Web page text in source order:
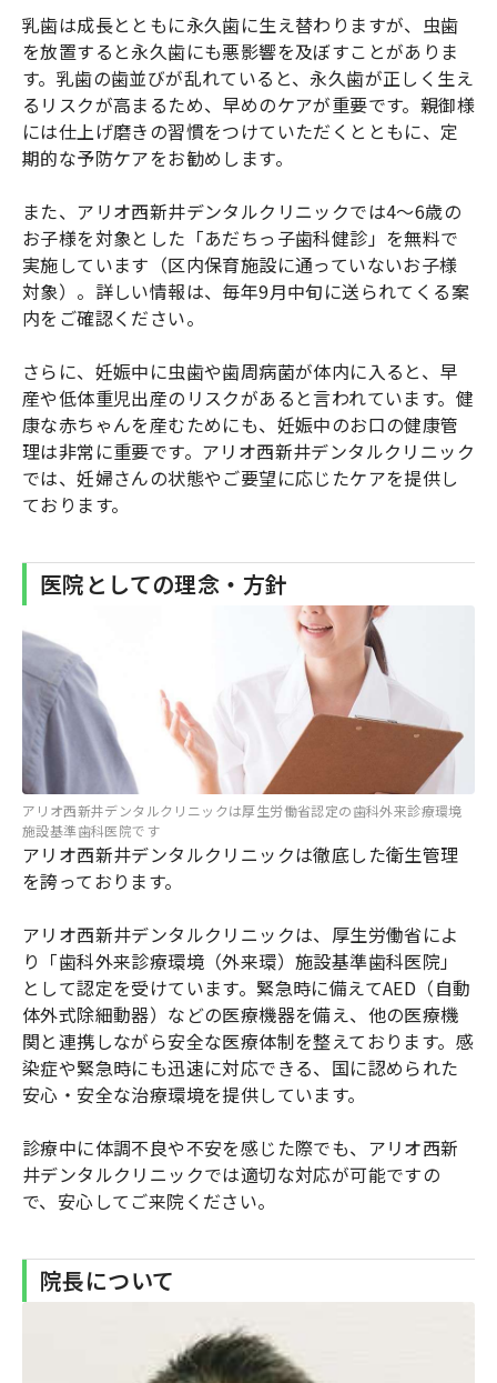
乳歯は成長とともに永久歯に生え替わりますが、虫歯
を放置すると永久歯にも悪影響を及ぼすことがありま
す。乳歯の歯並びが乱れていると、永久歯が正しく生え
るリスクが高まるため、早めのケアが重要です。親御様
には仕上げ磨きの習慣をつけていただくとともに、定
期的な予防ケアをお勧めします。
また、アリオ西新井デンタルクリニックでは4～6歳の
お子様を対象とした「あだちっ子歯科健診」を無料で
実施しています（区内保育施設に通っていないお子様
対象）。詳しい情報は、毎年9月中旬に送られてくる案
内をご確認ください。
さらに、妊娠中に虫歯や歯周病菌が体内に入ると、早
産や低体重児出産のリスクがあると言われています。健
康な赤ちゃんを産むためにも、妊娠中のお口の健康管
理は非常に重要です。アリオ西新井デンタルクリニック
では、妊婦さんの状態やご要望に応じたケアを提供し
ております。
医院としての理念・方針
アリオ西新井デンタルクリニックは厚生労働省認定の歯科外来診療環境
施設基準歯科医院です
アリオ西新井デンタルクリニックは徹底した衛生管理
を誇っております。
アリオ西新井デンタルクリニックは、厚生労働省によ
り「歯科外来診療環境（外来環）施設基準歯科医院」
として認定を受けています。緊急時に備えてAED（自動
体外式除細動器）などの医療機器を備え、他の医療機
関と連携しながら安全な医療体制を整えております。感
染症や緊急時にも迅速に対応できる、国に認められた
安心・安全な治療環境を提供しています。
診療中に体調不良や不安を感じた際でも、アリオ西新
井デンタルクリニックでは適切な対応が可能ですの
で、安心してご来院ください。
院長について